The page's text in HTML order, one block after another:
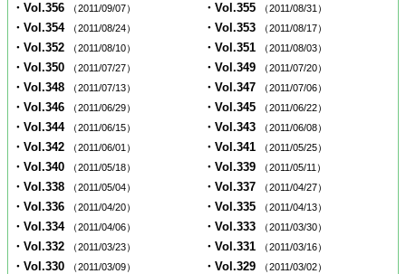
・Vol.356 （2011/09/07） ・Vol.355 （2011/08/31）
・Vol.354 （2011/08/24） ・Vol.353 （2011/08/17）
・Vol.352 （2011/08/10） ・Vol.351 （2011/08/03）
・Vol.350 （2011/07/27） ・Vol.349 （2011/07/20）
・Vol.348 （2011/07/13） ・Vol.347 （2011/07/06）
・Vol.346 （2011/06/29） ・Vol.345 （2011/06/22）
・Vol.344 （2011/06/15） ・Vol.343 （2011/06/08）
・Vol.342 （2011/06/01） ・Vol.341 （2011/05/25）
・Vol.340 （2011/05/18） ・Vol.339 （2011/05/11）
・Vol.338 （2011/05/04） ・Vol.337 （2011/04/27）
・Vol.336 （2011/04/20） ・Vol.335 （2011/04/13）
・Vol.334 （2011/04/06） ・Vol.333 （2011/03/30）
・Vol.332 （2011/03/23） ・Vol.331 （2011/03/16）
・Vol.330 （2011/03/09） ・Vol.329 （2011/03/02）